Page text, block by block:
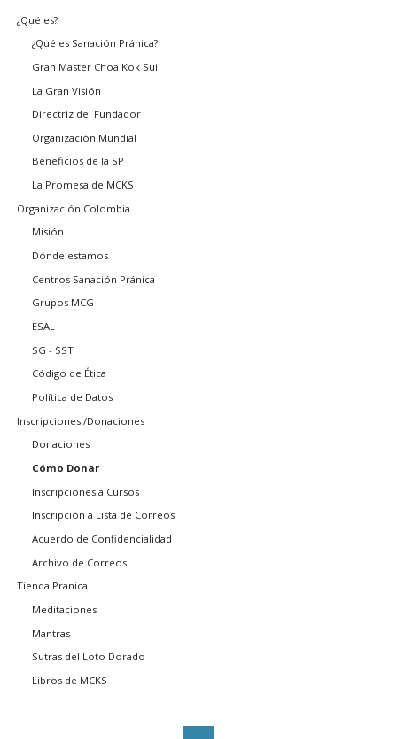
¿Qué es?
¿Qué es Sanación Pránica?
Gran Master Choa Kok Sui
La Gran Visión
Directriz del Fundador
Organización Mundial
Beneficios de la SP
La Promesa de MCKS
Organización Colombia
Misión
Dónde estamos
Centros Sanación Pránica
Grupos MCG
ESAL
SG - SST
Código de Ética
Política de Datos
Inscripciones /Donaciones
Donaciones
Cómo Donar
Inscripciones a Cursos
Inscripción a Lista de Correos
Acuerdo de Confidencialidad
Archivo de Correos
Tienda Pranica
Meditaciones
Mantras
Sutras del Loto Dorado
Libros de MCKS